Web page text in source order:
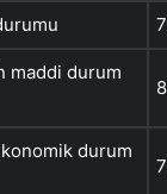
maddi durum
durum